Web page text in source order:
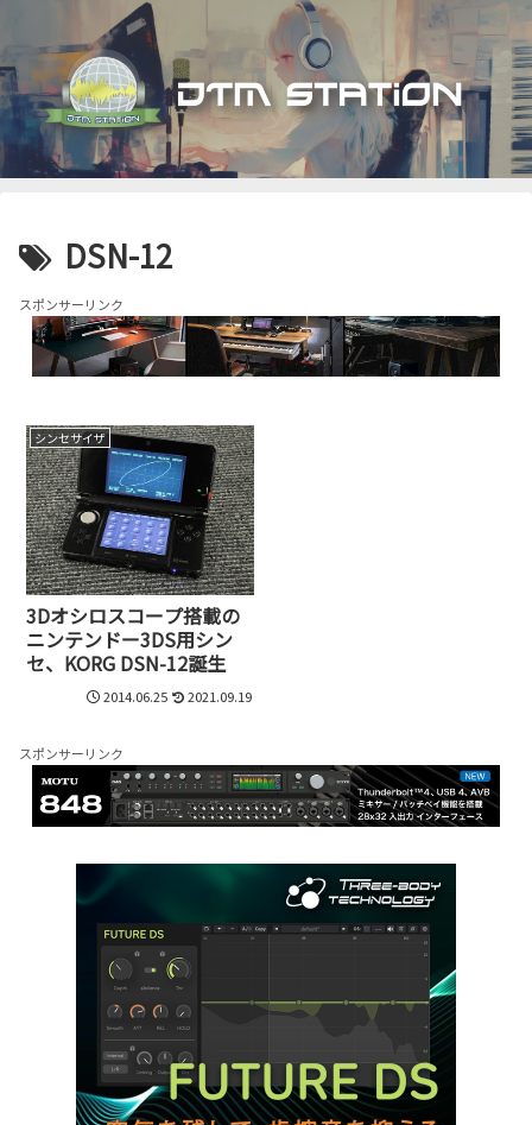
DSN-12
スポンサーリンク
シンセサイザ
3Dオシロスコープ搭載の
ニンテンドー3DS用シン
セ、KORG DSN-12誕生
2014.06.25 2021.09.19
スポンサーリンク